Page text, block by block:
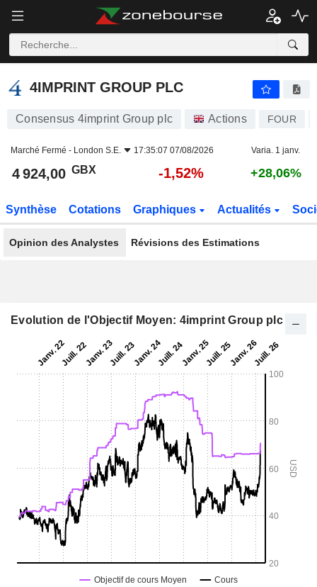
4IMPRINT GROUP PLC
4IMPRINT GROUP PLC
Consensus 4imprint Group plc Actions FOUR
Marché Fermé - London S.E. 17:35:07 07/08/2026 Varia. 1 janv.
4 924,00 GBX -1,52% +28,06%
Synthèse Cotations Graphiques Actualités
Opinion des Analystes Révisions des Estimations
Evolution de l'Objectif Moyen: 4imprint Group plc